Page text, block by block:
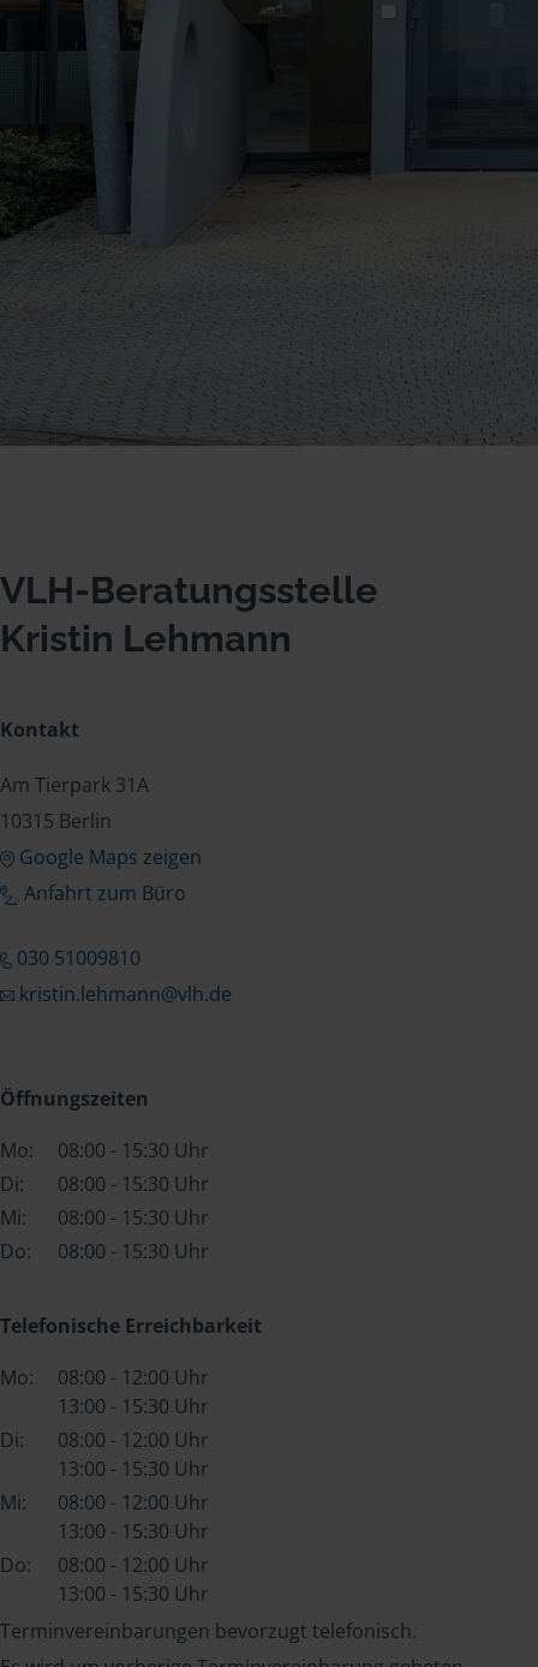
VLH-Beratungsstelle
Kristin Lehmann
Kontakt
Am Tierpark 31A
10315 Berlin
Google Maps zeigen
Anfahrt zum Büro
030 51009810
kristin.lehmann@vlh.de
Öffnungszeiten
Mo:
08:00 - 15:30 Uhr
Di:
08:00 - 15:30 Uhr
Mi:
08:00 - 15:30 Uhr
Do:
08:00 - 15:30 Uhr
Telefonische Erreichbarkeit
Mo:
08:00 - 12:00 Uhr
13:00 - 15:30 Uhr
Di:
08:00 - 12:00 Uhr
13:00 - 15:30 Uhr
Mi:
08:00 - 12:00 Uhr
13:00 - 15:30 Uhr
Do:
08:00 - 12:00 Uhr
13:00 - 15:30 Uhr
Terminvereinbarungen bevorzugt telefonisch.